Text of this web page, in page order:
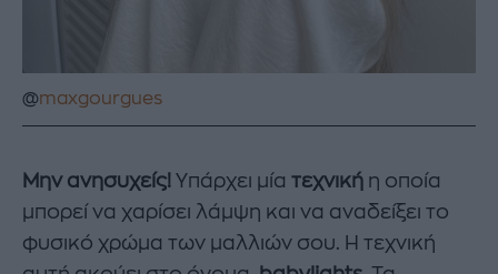
@maxgourgues
Μην ανησυχείς! Υπάρχει μία τεχνική η οποία
μπορεί να χαρίσει λάμψη και να αναδείξει το
φυσικό χρώμα των μαλλιών σου. Η τεχνική